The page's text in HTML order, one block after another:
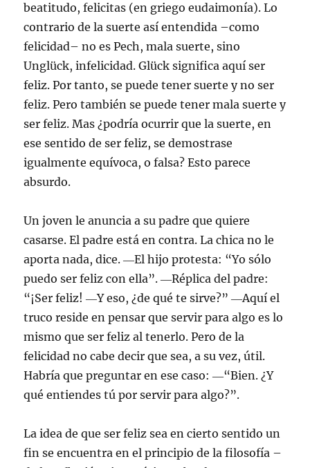
beatitudo, felicitas (en griego eudaimonía). Lo
contrario de la suerte así entendida –como
felicidad– no es Pech, mala suerte, sino
Unglück, infelicidad. Glück significa aquí ser
feliz. Por tanto, se puede tener suerte y no ser
feliz. Pero también se puede tener mala suerte y
ser feliz. Mas ¿podría ocurrir que la suerte, en
ese sentido de ser feliz, se demostrase
igualmente equívoca, o falsa? Esto parece
absurdo.
Un joven le anuncia a su padre que quiere
casarse. El padre está en contra. La chica no le
aporta nada, dice. ―El hijo protesta: “Yo sólo
puedo ser feliz con ella”. ―Réplica del padre:
“¡Ser feliz! ―Y eso, ¿de qué te sirve?” ―Aquí el
truco reside en pensar que servir para algo es lo
mismo que ser feliz al tenerlo. Pero de la
felicidad no cabe decir que sea, a su vez, útil.
Habría que preguntar en ese caso: ―“Bien. ¿Y
qué entiendes tú por servir para algo?”.
La idea de que ser feliz sea en cierto sentido un
fin se encuentra en el principio de la filosofía –